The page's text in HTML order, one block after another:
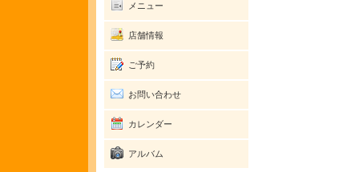
メニュー
店舗情報
ご予約
お問い合わせ
カレンダー
アルバム